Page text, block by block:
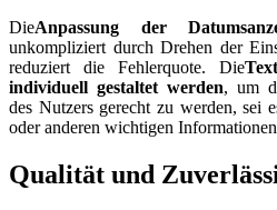
DieAnpassung der
unkompliziert durch Drehen der
reduziert die Fehlerquote. Die
individuell gestaltet werden, um
des Nutzers gerecht zu werden, sei
oder anderen wichtigen
Qualität und